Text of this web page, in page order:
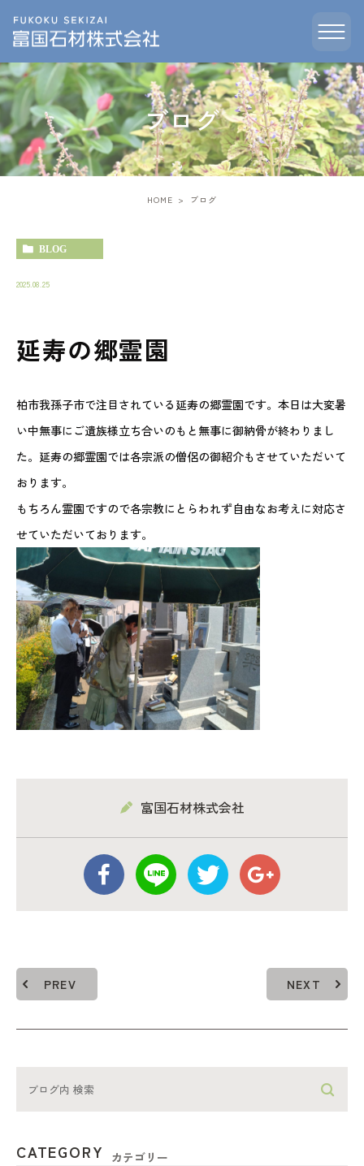
ブログ
HOME ブログ
BLOG
2025.08.25
延寿の郷霊園
柏市我孫子市で注目されている延寿の郷霊園です。本日は大変暑
い中無事にご遺族様立ち合いのもと無事に御納骨が終わりまし
た。延寿の郷霊園では各宗派の僧侶の御紹介もさせていただいて
おります。
もちろん霊園ですので各宗教にとらわれず自由なお考えに対応さ
せていただいております。
富国石材株式会社
PREV NEXT
CATEGORY カテゴリー